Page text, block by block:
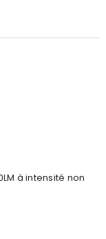
à intensité non